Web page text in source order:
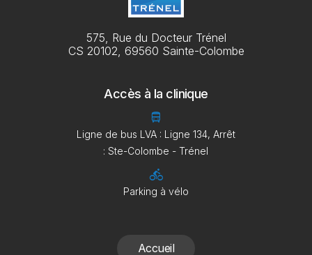
575, Rue du Docteur Trénel
CS 20102, 69560 Sainte-Colombe
Accès à la clinique
directions_bus
Ligne de bus LVA : Ligne 134, Arrêt
: Ste-Colombe - Trénel
directions_bike
Parking à vélo
Accueil